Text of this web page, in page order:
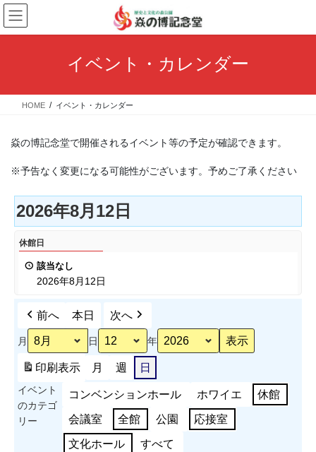
コ
ン
テ
ス
ナ
ビ
ゲ
ン
イベント・カレンダー
HOME イベント・カレンダー
焱の博記念堂で開催されるイベント等の予定が確認できます。
※予告なく変更になる可能性がございます。予めご了承ください
2026年8月12日
休
館
休館日
該当なし
2026年8月12日
前へ 本日 次へ
月 日 年
印刷表示 月 週 日
イベント
のカテゴ
リー
コンベンションホール ホワイエ 休館
会議室 全館 公園 応接室
文化ホール すべて